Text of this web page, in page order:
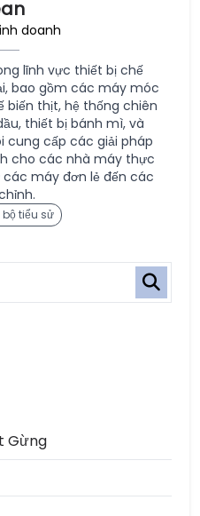
doanh
lĩnh vực thiết bị chế
bao gồm các máy móc
biến thịt, hệ thống chiên
thiết bị bánh mì, và
cung cấp các giải pháp
cho các nhà máy thực
máy đơn lẻ đến các
tiểu sử
Gừng